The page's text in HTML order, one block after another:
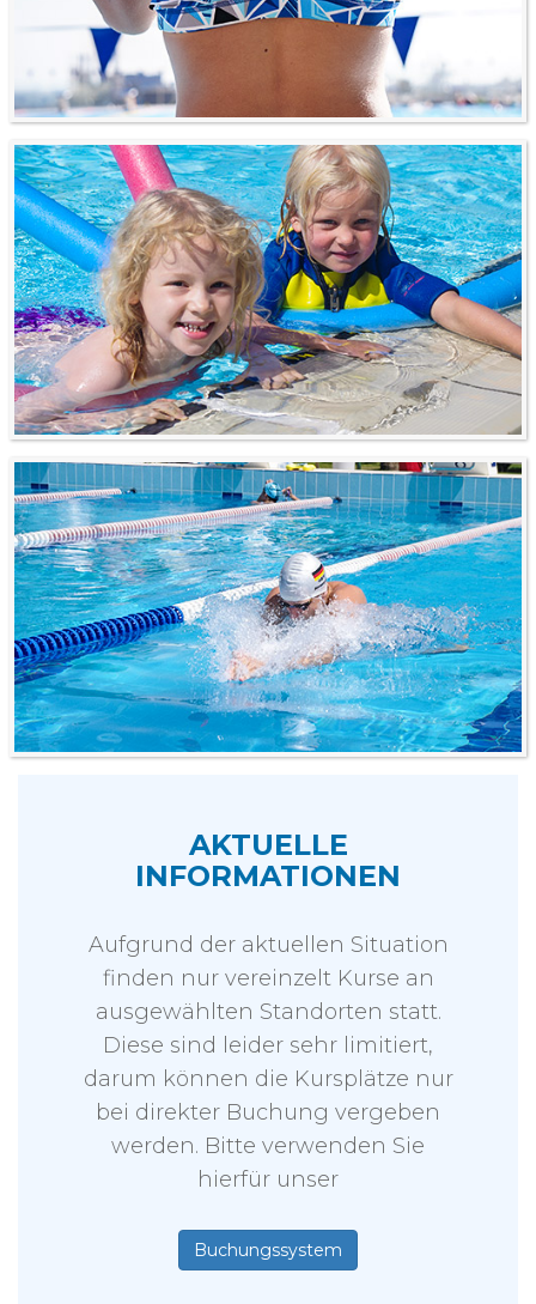
AKTUELLE
INFORMATIONEN
Aufgrund der aktuellen Situation
finden nur vereinzelt Kurse an
ausgewählten Standorten statt.
Diese sind leider sehr limitiert,
darum können die Kursplätze nur
bei direkter Buchung vergeben
werden. Bitte verwenden Sie
hierfür unser
Buchungssystem